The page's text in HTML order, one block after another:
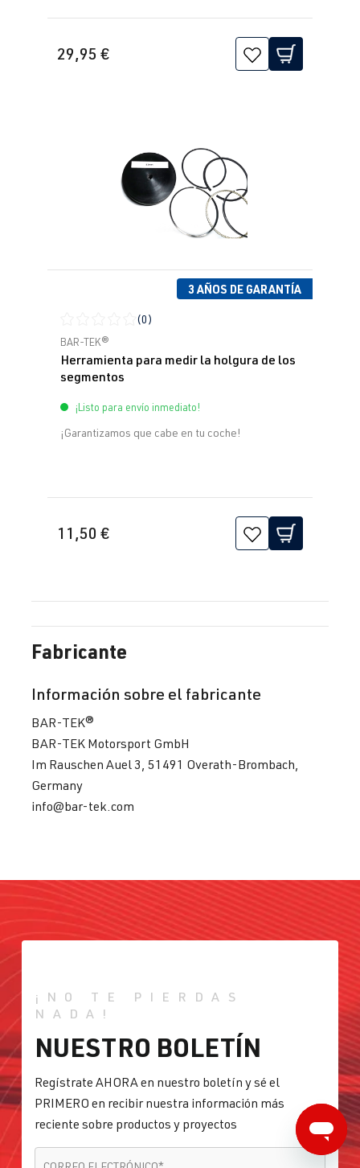
29,95 €
3 AÑOS DE GARANTÍA
Calificación promedio de 0 de 5 estrellas
(0)
BAR-TEK®
Herramienta para medir la holgura de los
segmentos
¡Listo para envío inmediato!
¡Garantizamos que cabe en tu coche!
11,50 €
Fabricante
Información sobre el fabricante
BAR-TEK®
BAR-TEK Motorsport GmbH
Im Rauschen Auel 3, 51491 Overath-Brombach,
Germany
info@bar-tek.com
¡NO TE PIERDAS
NADA!
NUESTRO BOLETÍN
Regístrate AHORA en nuestro boletín y sé el
PRIMERO en recibir nuestra información más
reciente sobre productos y proyectos